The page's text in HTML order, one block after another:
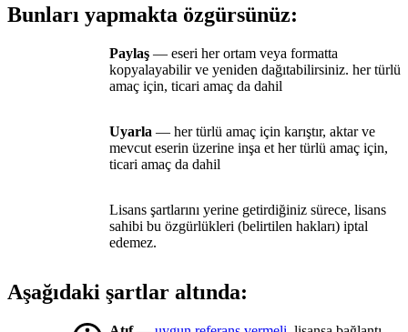
Bunları yapmakta özgürsünüz:
Paylaş — eseri her ortam veya formatta
kopyalayabilir ve yeniden dağıtabilirsiniz. her türlü
amaç için, ticari amaç da dahil
Uyarla — her türlü amaç için karıştır, aktar ve
mevcut eserin üzerine inşa et her türlü amaç için,
ticari amaç da dahil
Lisans şartlarını yerine getirdiğiniz sürece, lisans
sahibi bu özgürlükleri (belirtilen hakları) iptal
edemez.
Aşağıdaki şartlar altında: